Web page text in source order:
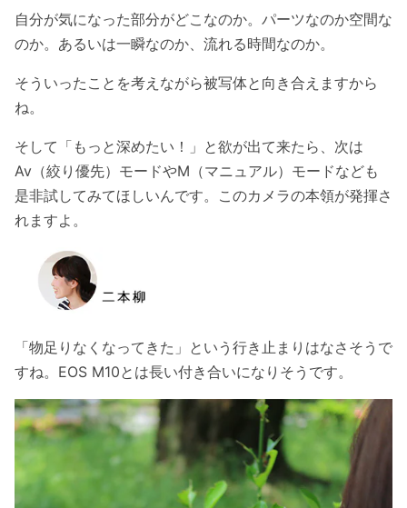
自分が気になった部分がどこなのか。パーツなのか空間な
のか。あるいは一瞬なのか、流れる時間なのか。
そういったことを考えながら被写体と向き合えますから
ね。
そして「もっと深めたい！」と欲が出て来たら、次は
Av（絞り優先）モードやM（マニュアル）モードなども
是非試してみてほしいんです。このカメラの本領が発揮さ
れますよ。
「物足りなくなってきた」という行き止まりはなさそうで
すね。EOS M10とは長い付き合いになりそうです。